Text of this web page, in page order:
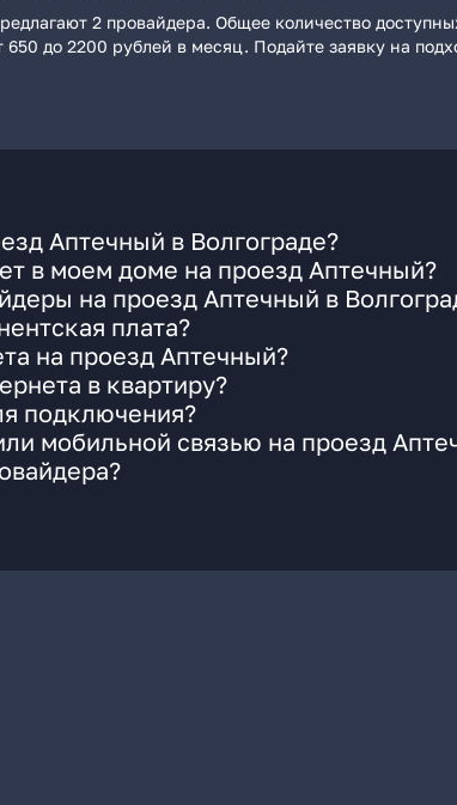
2 провайдера. Общее количество
до 2200 рублей в месяц. Подайте заявку на
Аптечный в Волгограде?
в моем доме на проезд Аптечный?
на проезд Аптечный в
плата?
на проезд Аптечный?
в квартиру?
подключения?
мобильной связью на проезд